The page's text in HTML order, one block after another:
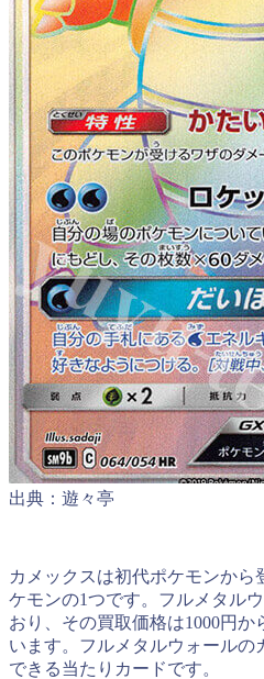
出典：遊々亭
カメックスは初代ポケモンか
ケモンの1つです。フルメタル
おり、その買取価格は1000円か
います。フルメタルウォール
できる当たりカードです。